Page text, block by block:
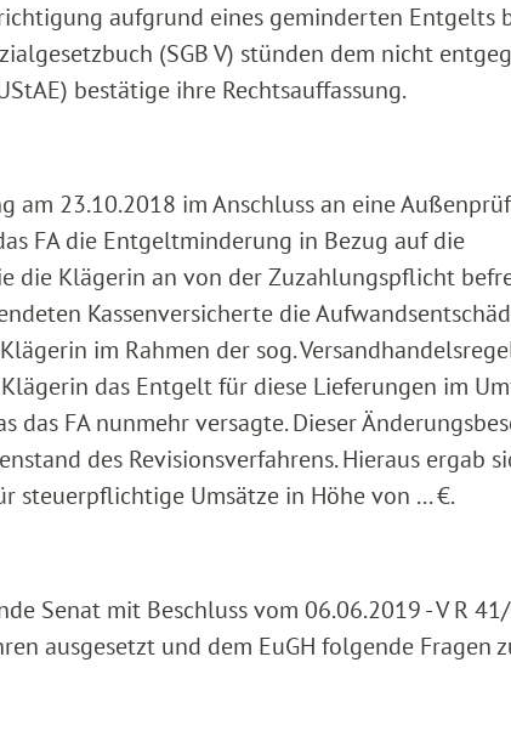
aufgrund eines geminderten Entgelts
(SGB V) stünden dem nicht
bestätige ihre Rechtsauffassung.
am 23.10.2018 im Anschluss an eine
FA die Entgeltminderung in Bezug auf die
die Klägerin an von der Zuzahlungspflicht
Kassenversicherte die
im Rahmen der sog.
das Entgelt für diese Lieferungen im
FA nunmehr versagte. Dieser
des Revisionsverfahrens. Hieraus ergab
steuerpflichtige Umsätze in Höhe von ... €.
Senat mit Beschluss vom 06.06.2019 - V R
ausgesetzt und dem EuGH folgende Fragen